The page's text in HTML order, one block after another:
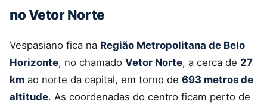
no Vetor Norte
Vespasiano fica na Região Metropolitana de Belo
Horizonte, no chamado Vetor Norte, a cerca de 27
km ao norte da capital, em torno de 693 metros de
altitude. As coordenadas do centro ficam perto de